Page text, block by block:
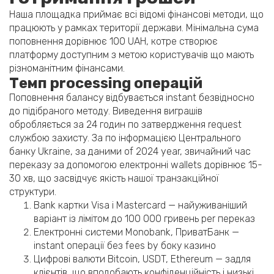
Наша площадка приймає всі відомі фінансові методи, що
працюють у рамках території держави. Мінімальна сума
поповнення дорівнює 100 UAH, котре створює
платформу доступним з метою користувачів що мають
різноманітним фінансами.
Темп processing операцій
Поповнення балансу відбувається instant безвідносно
до підібраного методу. Виведення виграшів
обробляється за 24 годин по затвердження request
службою захисту. За по інформацією Центрального
банку Ukraine, за даними of 2024 year, звичайний час
переказу за допомогою електронні wallets дорівнює 15-
30 хв, що засвідчує якість нашої транзакційної
структури.
Bank картки Visa і Mastercard — найуживаніший
варіант із лімітом до 100 000 гривень per переказ
Електронні системи Monobank, ПриватБанк —
instant операції без fees by боку казино
Цифрові валюти Bitcoin, USDT, Ethereum — задля